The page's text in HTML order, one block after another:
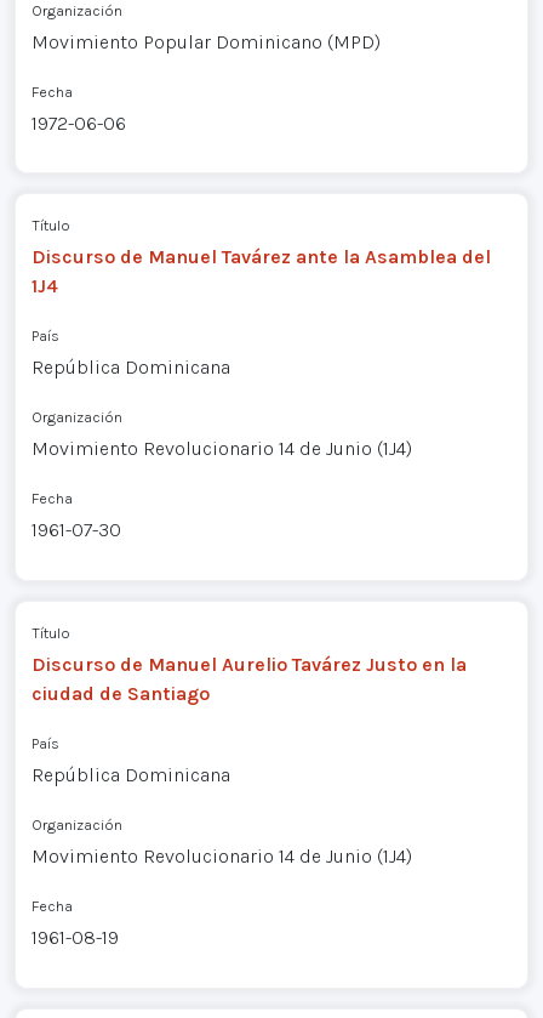
Organización
Movimiento Popular Dominicano (MPD)
Fecha
1972-06-06
Título
Discurso de Manuel Tavárez ante la Asamblea del
1J4
País
República Dominicana
Organización
Movimiento Revolucionario 14 de Junio (1J4)
Fecha
1961-07-30
Título
Discurso de Manuel Aurelio Tavárez Justo en la
ciudad de Santiago
País
República Dominicana
Organización
Movimiento Revolucionario 14 de Junio (1J4)
Fecha
1961-08-19